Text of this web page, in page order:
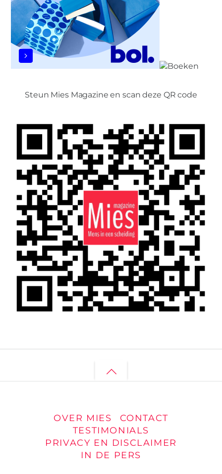
Steun Mies Magazine en scan deze QR code
Back
OVER MIES
CONTACT
TESTIMONIALS
PRIVACY EN DISCLAIMER
IN DE PERS